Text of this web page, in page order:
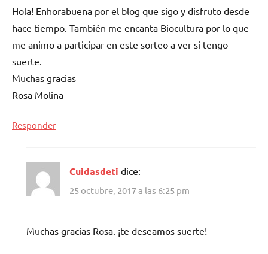
Hola! Enhorabuena por el blog que sigo y disfruto desde
hace tiempo. También me encanta Biocultura por lo que
me animo a participar en este sorteo a ver si tengo
suerte.
Muchas gracias
Rosa Molina
Responder
Cuidasdeti dice:
25 octubre, 2017 a las 6:25 pm
Muchas gracias Rosa. ¡te deseamos suerte!